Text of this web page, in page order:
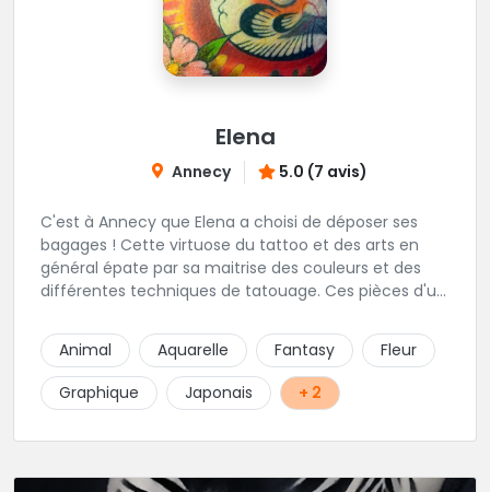
Elena
Annecy 5.0 (7 avis)
C'est à Annecy que Elena a choisi de déposer ses
bagages ! Cette virtuose du tattoo et des arts en
général épate par sa maitrise des couleurs et des
différentes techniques de tatouage. Ces pièces d'un
On vient de très loin pour se faire tatouer par cette
artiste ! N'hésitez pas à la contacter par téléphone:
0648079720 ou messages sur Instagram ou
Facebook.
Animal Aquarelle Fantasy
Fleur
Graphique
Japonais + 2